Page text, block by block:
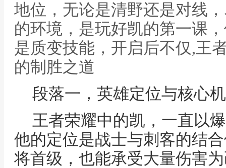
地位，无论是清野还是对线
的环境，是玩好凯的第一课
是质变技能，开启后不仅,王
的制胜之道
段落一，英雄定位与核心
王者荣耀中的凯，一直以
他的定位是战士与刺客的结
将首级，也能承受大量伤害